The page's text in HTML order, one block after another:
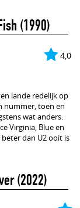
(1990)
4,0
lande redelijk op
nummer, toen en
wat anders.
Virginia, Blue en
dan U2 ooit is
(2022)